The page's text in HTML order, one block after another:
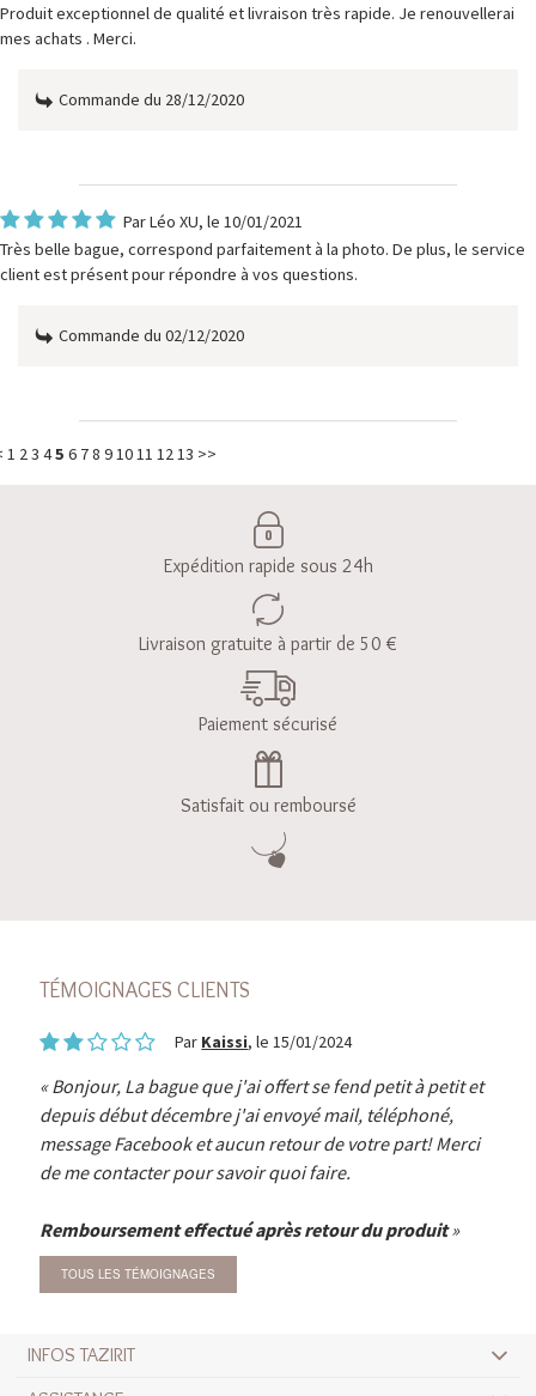
Produit exceptionnel de qualité et livraison très rapide. Je renouvellerai
mes achats . Merci.
Commande du 28/12/2020
ParLéo XU, le 10/01/2021
Très belle bague, correspond parfaitement à la photo. De plus, le service
client est présent pour répondre à vos questions.
Commande du 02/12/2020
1 23 45 6 78 91011 1213 >>
Expédition rapide sous 24h
Livraison gratuite à partir de 50 €
Paiement sécurisé
Satisfait ou remboursé
TÉMOIGNAGES CLIENTS
Par Kaissi, le 15/01/2024
Bonjour, La bague que j'ai offert se fend petit à petit et
depuis début décembre j'ai envoyé mail, téléphoné,
message Facebook et aucun retour de votre part! Merci
de me contacter pour savoir quoi faire.
Remboursement effectué après retour du produit
TOUS LES TÉMOIGNAGES
INFOS TAZIRIT